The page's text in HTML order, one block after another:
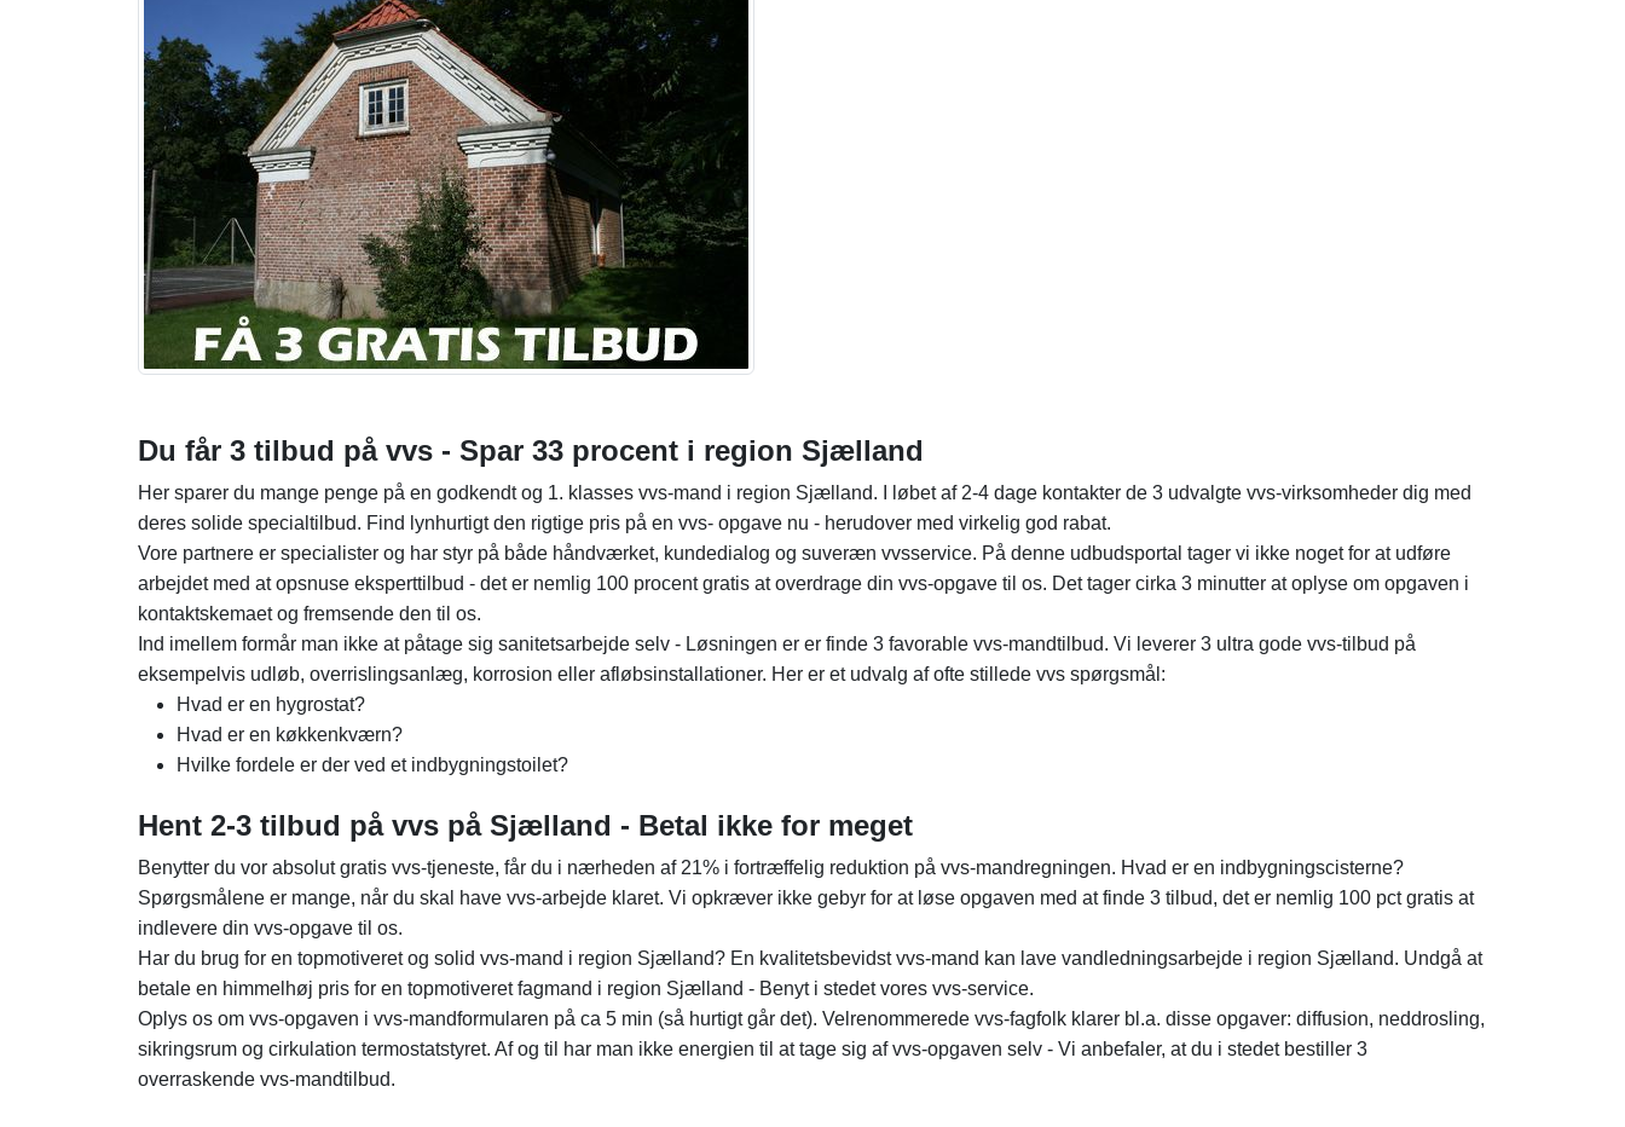
Du får 3 tilbud på vvs - Spar 33 procent i region Sjælland
Her sparer du mange penge på en godkendt og 1. klasses vvs-mand i region Sjælland. I løbet af 2-4 dage kontakter de 3 udvalgte vvs-virksomheder dig med
deres solide specialtilbud. Find lynhurtigt den rigtige pris på en vvs- opgave nu - herudover med virkelig god rabat.
Vore partnere er specialister og har styr på både håndværket, kundedialog og suveræn vvsservice. På denne udbudsportal tager vi ikke noget for at udføre
arbejdet med at opsnuse eksperttilbud - det er nemlig 100 procent gratis at overdrage din vvs-opgave til os. Det tager cirka 3 minutter at oplyse om opgaven i
kontaktskemaet og fremsende den til os.
Ind imellem formår man ikke at påtage sig sanitetsarbejde selv - Løsningen er er finde 3 favorable vvs-mandtilbud. Vi leverer 3 ultra gode vvs-tilbud på
eksempelvis udløb, overrislingsanlæg, korrosion eller afløbsinstallationer. Her er et udvalg af ofte stillede vvs spørgsmål:
Hvad er en hygrostat?
Hvad er en køkkenkværn?
Hvilke fordele er der ved et indbygningstoilet?
Hent 2-3 tilbud på vvs på Sjælland - Betal ikke for meget
Benytter du vor absolut gratis vvs-tjeneste, får du i nærheden af 21% i fortræffelig reduktion på vvs-mandregningen. Hvad er en indbygningscisterne?
Spørgsmålene er mange, når du skal have vvs-arbejde klaret. Vi opkræver ikke gebyr for at løse opgaven med at finde 3 tilbud, det er nemlig 100 pct gratis at
indlevere din vvs-opgave til os.
Har du brug for en topmotiveret og solid vvs-mand i region Sjælland? En kvalitetsbevidst vvs-mand kan lave vandledningsarbejde i region Sjælland. Undgå at
betale en himmelhøj pris for en topmotiveret fagmand i region Sjælland - Benyt i stedet vores vvs-service.
Oplys os om vvs-opgaven i vvs-mandformularen på ca 5 min (så hurtigt går det). Velrenommerede vvs-fagfolk klarer bl.a. disse opgaver: diffusion, neddrosling,
sikringsrum og cirkulation termostatstyret. Af og til har man ikke energien til at tage sig af vvs-opgaven selv - Vi anbefaler, at du i stedet bestiller 3
overraskende vvs-mandtilbud.